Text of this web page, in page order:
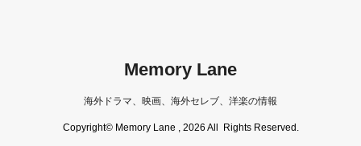
Memory Lane
海外ドラマ、映画、海外セレブ、洋楽の情報
Copyright© Memory Lane , 2026 All Rights Reserved.